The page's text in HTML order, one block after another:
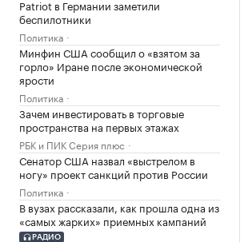
Patriot в Германии заметили
беспилотники
Политика
Минфин США сообщил о «взятом за
горло» Иране после экономической
ярости
Политика
Зачем инвестировать в торговые
пространства на первых этажах
РБК и ПИК Серия плюс
Сенатор США назвал «выстрелом в
ногу» проект санкций против России
Политика
В вузах рассказали, как прошла одна из
«самых жарких» приемных кампаний
РАДИО